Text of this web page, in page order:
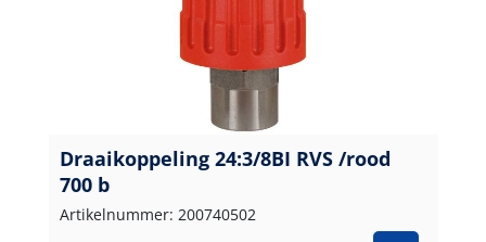
Draaikoppeling 24:3/8BI RVS /rood
700 b
Artikelnummer: 200740502